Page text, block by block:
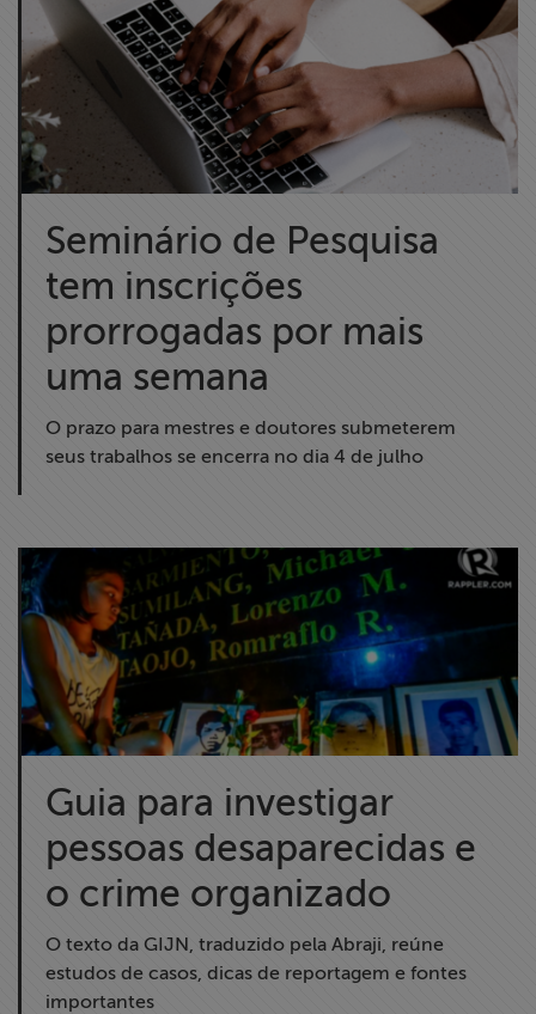
Seminário de Pesquisa
tem inscrições
prorrogadas por mais
uma semana
O prazo para mestres e doutores submeterem
seus trabalhos se encerra no dia 4 de julho
Guia para investigar
pessoas desaparecidas e
o crime organizado
O texto da GIJN, traduzido pela Abraji, reúne
estudos de casos, dicas de reportagem e fontes
importantes